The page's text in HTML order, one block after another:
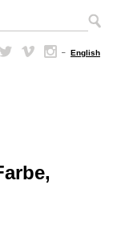
– English